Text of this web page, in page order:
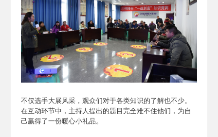
不仅选手大展风采，观众们对于各类知识的了解也不少。
在互动环节中，主持人提出的题目完全难不住他们，为自
己赢得了一份暖心小礼品。